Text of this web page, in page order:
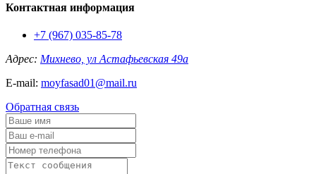
Контактная информация
+7 (967) 035-85-78
Адрес: Михнево, ул Астафьевская 49а
E-mail: moyfasad01@mail.ru
Обратная связь